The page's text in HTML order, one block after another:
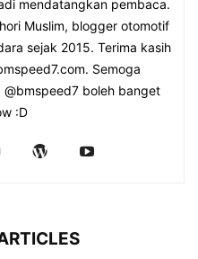
mendatangkan pembaca.
Muslim, blogger otomotif
sejak 2015. Terima kasih
Semoga
boleh banget
:D